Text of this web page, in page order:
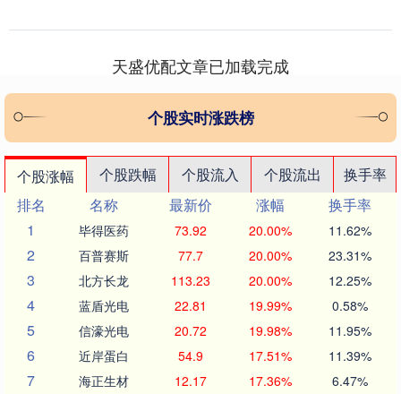
争夺战中大....
天盛优配文章已加载完成
个股实时涨跌榜
个股涨幅 个股跌幅 个股流入 个股流出
换手率
排名
名称 最新价 涨幅
换手率
1
毕得医药 73.92 20.00% 11.62%
2 百普赛斯 77.7 20.00% 23.31%
3 北方长龙 113.23 20.00% 12.25%
4 蓝盾光电 22.81 19.99% 0.58%
5 信濠光电 20.72 19.98% 11.95%
6 近岸蛋白 54.9 17.51% 11.39%
7 海正生材 12.17 17.36% 6.47%